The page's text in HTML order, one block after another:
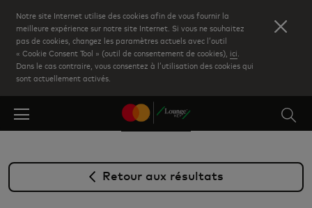
Skip
to
main
content
Notre site Internet utilise des cookies afin de vous fournir la
meilleure expérience sur notre site Internet. Si vous ne souhaitez
pas de cookies, changez les paramètres actuels avec l’outil
« Cookie Consent Tool » (outil de consentement de cookies), ici
Dans le cas contraire, vous consentez à l’utilisation des cookies qui
sont actuellement activés.
Retour aux résultats